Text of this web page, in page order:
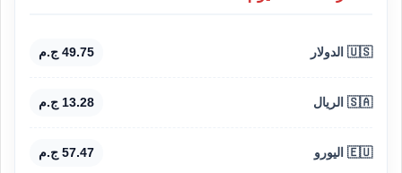
🇺🇸 الدولار 49.75 ج.م
🇸🇦 الريال 13.28 ج.م
🇪🇺 اليورو 57.47 ج.م